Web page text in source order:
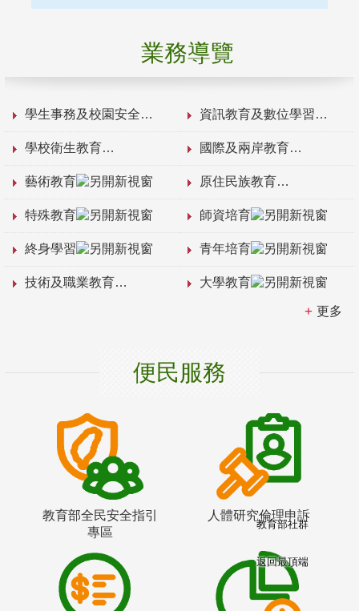
業務導覽
學生事務及校園安全 資訊教育及數位學習
學校衛生教育 國際及兩岸教育
藝術教育 原住民族教育
特殊教育 師資培育
終身學習 青年培育
技術及職業教育 大學教育
更多
便民服務
教育部全民安全指引
專區
人體研究倫理申訴
教育部社群
返回最頂端